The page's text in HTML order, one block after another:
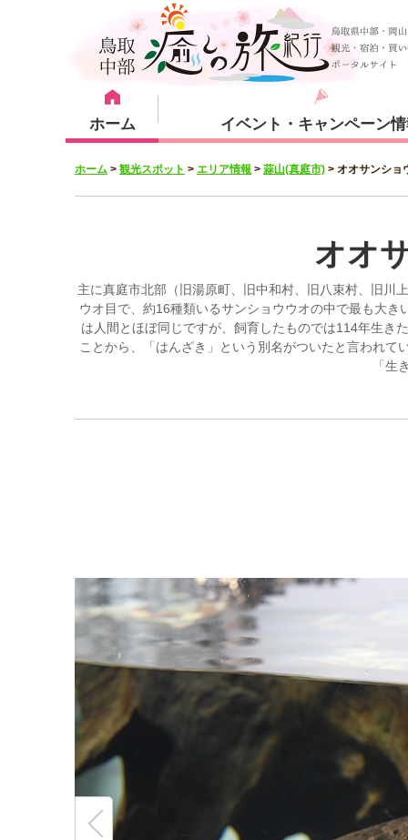
ホーム イベント・キャンペーン
宿泊・体験メニュー
観光スポット
湯梨浜町
ホーム > 観光スポット > エリア情報 > 蒜山(真庭市) > オオサンショ
オオ
主に真庭市北部（旧湯原町、旧中和村、旧八束村、旧川
ウオ目で、約16種類いるサンショウウオの中で最も大
は人間とほぼ同じですが、飼育したものでは114年生き
ことから、「はんざき」という別名がついたと言われ
「生